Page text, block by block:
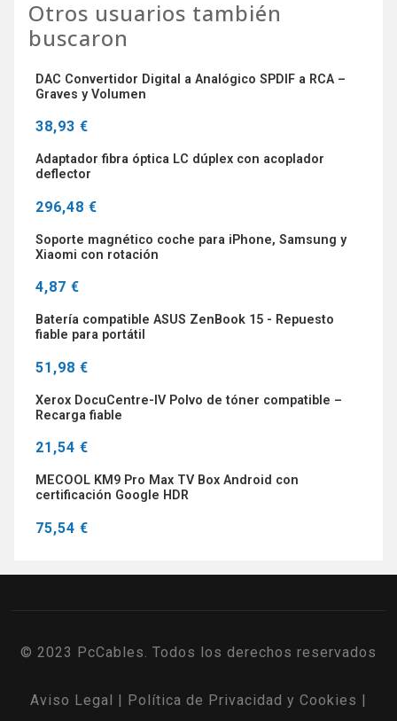
Otros usuarios también
buscaron
DAC Convertidor Digital a Analógico SPDIF a RCA –
Graves y Volumen
38,93 €
Adaptador fibra óptica LC dúplex con acoplador
deflector
296,48 €
Soporte magnético coche para iPhone, Samsung y
Xiaomi con rotación
4,87 €
Batería compatible ASUS ZenBook 15 - Repuesto
fiable para portátil
51,98 €
Xerox DocuCentre-IV Polvo de tóner compatible –
Recarga fiable
21,54 €
MECOOL KM9 Pro Max TV Box Android con
certificación Google HDR
75,54 €
© 2023 PcCables. Todos los derechos reservados
Aviso Legal | Política de Privacidad y Cookies |